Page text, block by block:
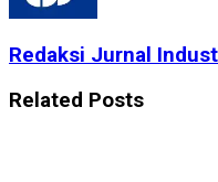
Redaksi Jurnal
Related Posts